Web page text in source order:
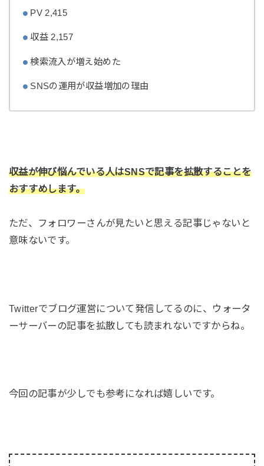
PV 2,415
収益 2,157
検索流入が増え始めた
SNSの運用が収益増加の理由
収益が伸び悩んでいる人はSNSで記事を拡散することを
おすすめします。
ただ、フォロワーさんが見たいと思える記事じゃないと
意味ないです。
Twitterでブログ運営について発信してるのに、ウォータ
ーサーバーの記事を拡散しても読まれないですからね。
今回の記事が少しでも参考になれば嬉しいです。